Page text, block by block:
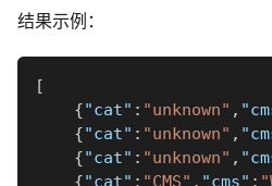
结果示例：
[
{"cat" : "unknown" ,
{"cat" : "unknown" ,
{"cat" : "unknown" ,
{"cat" : "CMS" , "cms" :